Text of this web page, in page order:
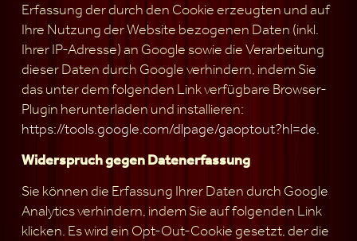
Erfassung der durch den Cookie erzeugten und auf
Ihre Nutzung der Website bezogenen Daten (inkl.
Ihrer IP-Adresse) an Google sowie die Verarbeitung
dieser Daten durch Google verhindern, indem Sie
das unter dem folgenden Link verfügbare Browser-
Plugin herunterladen und installieren:
https://tools.google.com/dlpage/gaoptout?hl=de.
Widerspruch gegen Datenerfassung
Sie können die Erfassung Ihrer Daten durch Google
Analytics verhindern, indem Sie auf folgenden Link
klicken. Es wird ein Opt-Out-Cookie gesetzt, der die